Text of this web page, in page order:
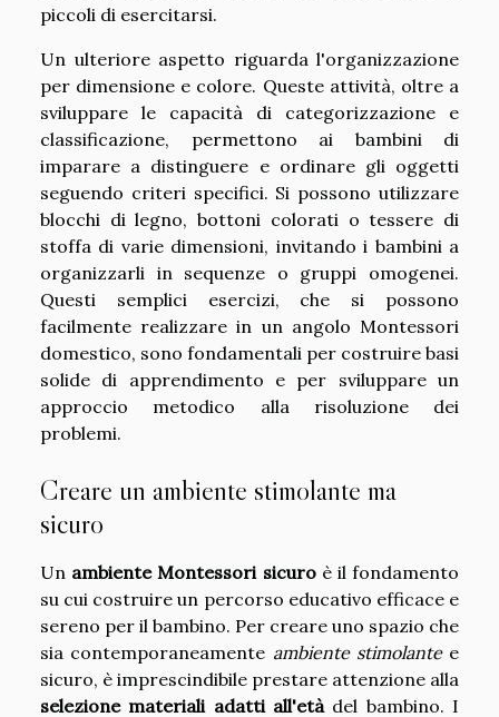
piccoli di esercitarsi.
Un ulteriore aspetto riguarda l'organizzazione
per dimensione e colore. Queste attività, oltre a
sviluppare le capacità di categorizzazione e
classificazione, permettono ai bambini di
imparare a distinguere e ordinare gli oggetti
seguendo criteri specifici. Si possono utilizzare
blocchi di legno, bottoni colorati o tessere di
stoffa di varie dimensioni, invitando i bambini a
organizzarli in sequenze o gruppi omogenei.
Questi semplici esercizi, che si possono
facilmente realizzare in un angolo Montessori
domestico, sono fondamentali per costruire basi
solide di apprendimento e per sviluppare un
approccio metodico alla risoluzione dei
problemi.
Creare un ambiente stimolante ma
sicuro
Un ambiente Montessori sicuroè il fondamento
su cui costruire un percorso educativo efficace e
sereno per il bambino. Per creare uno spazio che
sia contemporaneamente ambiente stimolantee
sicuro, è imprescindibile prestare attenzione alla
selezione materiali adatti all'etàdel bambino. I